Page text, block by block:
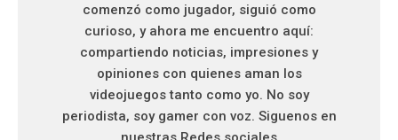
comenzó como jugador, siguió como
curioso, y ahora me encuentro aquí:
compartiendo noticias, impresiones y
opiniones con quienes aman los
videojuegos tanto como yo. No soy
periodista, soy gamer con voz. Siguenos en